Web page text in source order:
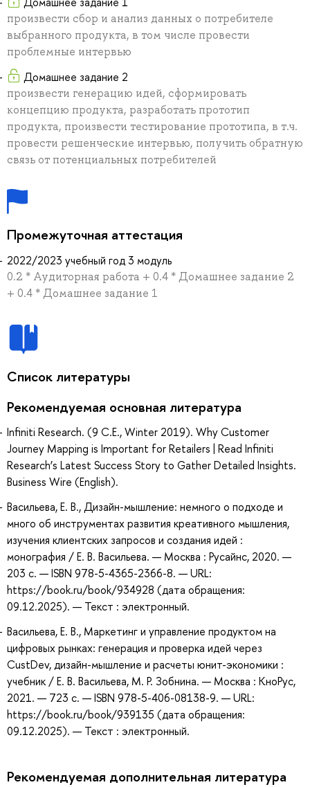
произвести сбор и анализ данных о потребителе
выбранного продукта, в том числе провести
проблемные интервью
Домашнее задание 2
произвести генерацию идей, сформировать
концепцию продукта, разработать прототип
продукта, произвести тестирование прототипа, в т.ч.
провести решенческие интервью, получить обратную
связь от потенциальных потребителей
Промежуточная аттестация
2022/2023 учебный год 3 модуль
0.2 * Аудиторная работа + 0.4 * Домашнее задание 2
+ 0.4 * Домашнее задание 1
Список литературы
Рекомендуемая основная литература
Infiniti Research. (9 C.E., Winter 2019). Why Customer
Journey Mapping is Important for Retailers | Read Infiniti
Research’s Latest Success Story to Gather Detailed Insights.
Business Wire (English).
Васильева, Е. В., Дизайн-мышление: немного о подходе и
много об инструментах развития креативного мышления,
изучения клиентских запросов и создания идей :
монография / Е. В. Васильева. — Москва : Русайнс, 2020. —
203 с. — ISBN 978-5-4365-2366-8. — URL:
https://book.ru/book/934928 (дата обращения:
09.12.2025). — Текст : электронный.
Васильева, Е. В., Маркетинг и управление продуктом на
цифровых рынках: генерация и проверка идей через
CustDev, дизайн-мышление и расчеты юнит-экономики :
учебник / Е. В. Васильева, М. Р. Зобнина. — Москва : КноРус,
2021. — 723 с. — ISBN 978-5-406-08138-9. — URL:
https://book.ru/book/939135 (дата обращения:
09.12.2025). — Текст : электронный.
Рекомендуемая дополнительная литература